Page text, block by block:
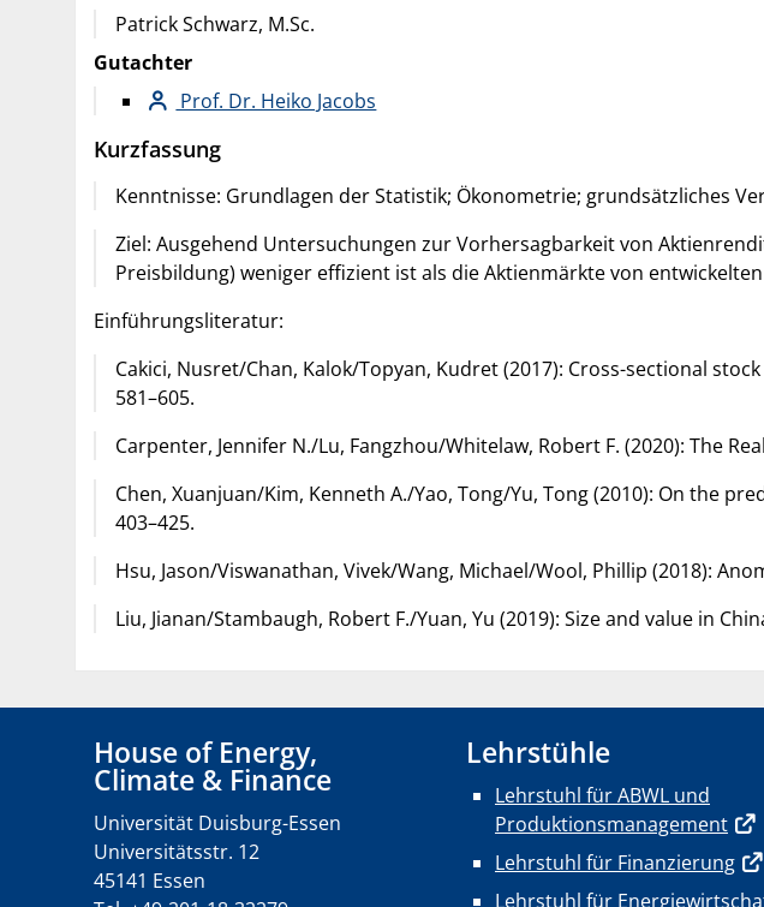
Patrick Schwarz, M.Sc.
Gutachter
Prof. Dr. Heiko Jacobs
Kurzfassung
Kenntnisse: Grundlagen der Statistik; Ökonometrie; grundsätzliches
Ziel: Ausgehend Untersuchungen zur Vorhersagbarkeit von
Preisbildung) weniger effizient ist als die Aktienmärkte von
Einführungsliteratur:
Cakici, Nusret/Chan, Kalok/Topyan, Kudret (2017): Cross-sectional
581–605.
Carpenter, Jennifer N./Lu, Fangzhou/Whitelaw, Robert F. (2020): The
Chen, Xuanjuan/Kim, Kenneth A./Yao, Tong/Yu, Tong (2010): On the
403–425.
Hsu, Jason/Viswanathan, Vivek/Wang, Michael/Wool, Phillip (2018):
Liu, Jianan/Stambaugh, Robert F./Yuan, Yu (2019): Size and value in
House of Energy,
Climate & Finance
Universität Duisburg-Essen
Universitätsstr. 12
45141 Essen
Lehrstühle
Lehrstuhl für ABWL und
Produktionsmanagement
Lehrstuhl für Finanzierung
Lehrstuhl für